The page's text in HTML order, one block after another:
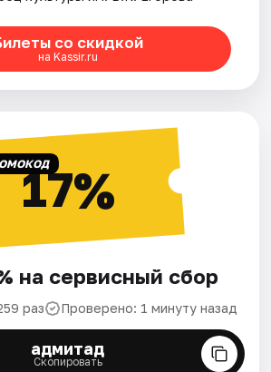
со скидкой
на Kassir.ru
17%
на сервисный сбор
раз Проверено: 1 минуту назад
адмитад
Скопировать